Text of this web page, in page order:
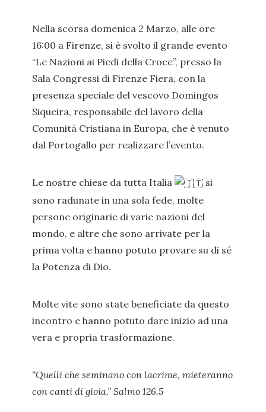
Nella scorsa domenica 2 Marzo, alle ore
16:00 a Firenze, si è svolto il grande evento
“Le Nazioni ai Piedi della Croce”, presso la
Sala Congressi di Firenze Fiera, con la
presenza speciale del vescovo Domingos
Siqueira, responsabile del lavoro della
Comunità Cristiana in Europa, che è venuto
dal Portogallo per realizzare l’evento.
Le nostre chiese da tutta Italia
si
sono radunate in una sola fede, molte
persone originarie di varie nazioni del
mondo, e altre che sono arrivate per la
prima volta e hanno potuto provare su di sé
la Potenza di Dio.
Molte vite sono state beneficiate da questo
incontro e hanno potuto dare inizio ad una
vera e propria trasformazione.
“Quelli che seminano con lacrime, mieteranno
con canti di gioia.” Salmo 126.5